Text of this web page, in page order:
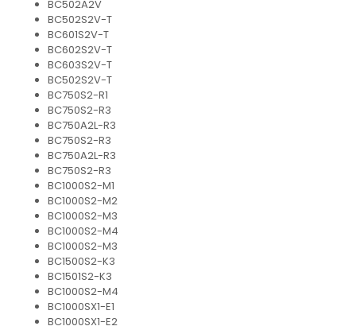
Electrice
Hidraulice
Motor electric si pompa hidraulica
Cilindru hidraulic si protectie
burduf
ERHEL - HYDRIS
Hidraulice
Electrice
Mecanice
Role, bucse si bolturi
Motoras electric si pompa
Cilindri si burdufuri protectie
Consumabile
BC502A2V
BC502S2V-T
BC601S2V-T
BC602S2V-T
BC603S2V-T
BC502S2V-T
BC750S2-R1
BC750S2-R3
BC750A2L-R3
BC750S2-R3
BC750A2L-R3
BC750S2-R3
BC1000S2-M1
BC1000S2-M2
BC1000S2-M3
BC1000S2-M4
BC1000S2-M3
BC1500S2-K3
BC1501S2-K3
BC1000S2-M4
BC1000SX1-E1
BC1000SX1-E2